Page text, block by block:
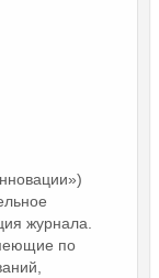
журнала.
по